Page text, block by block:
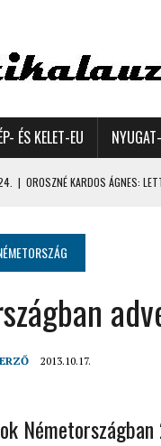
ÉS KELET-EU
| OROSZNÉ KARDOS ÁGNES:
ÁRPÁD: NAGY KALANDUNK
FELETTI FEHÉR KARÁCSONYOK
KARDOS ÁGNES, OROSZ
GYULA – A VILÁG LEGSZEBB
ZOLTÁN GYÖRGY: AZ ŐSZI JAPÁN A
LAJOS: NYOLC NAP A VÍZESÉSEK
2013.10.17.